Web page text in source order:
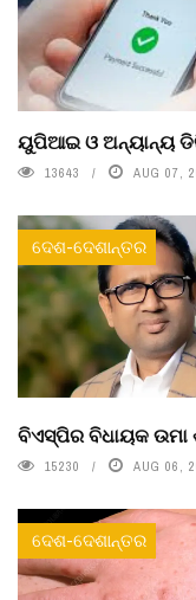
ୟୁପିଆଇ ଓ ଅନ୍ୟାନ୍ୟ
13643 AUG 07,
ଦେଶ-ଦେଶାନ୍ତର
ବିଏସ୍‌ପିର ବିଧାୟକ ଉମା
15230 AUG 06,
ଦେଶ-ଦେଶାନ୍ତର